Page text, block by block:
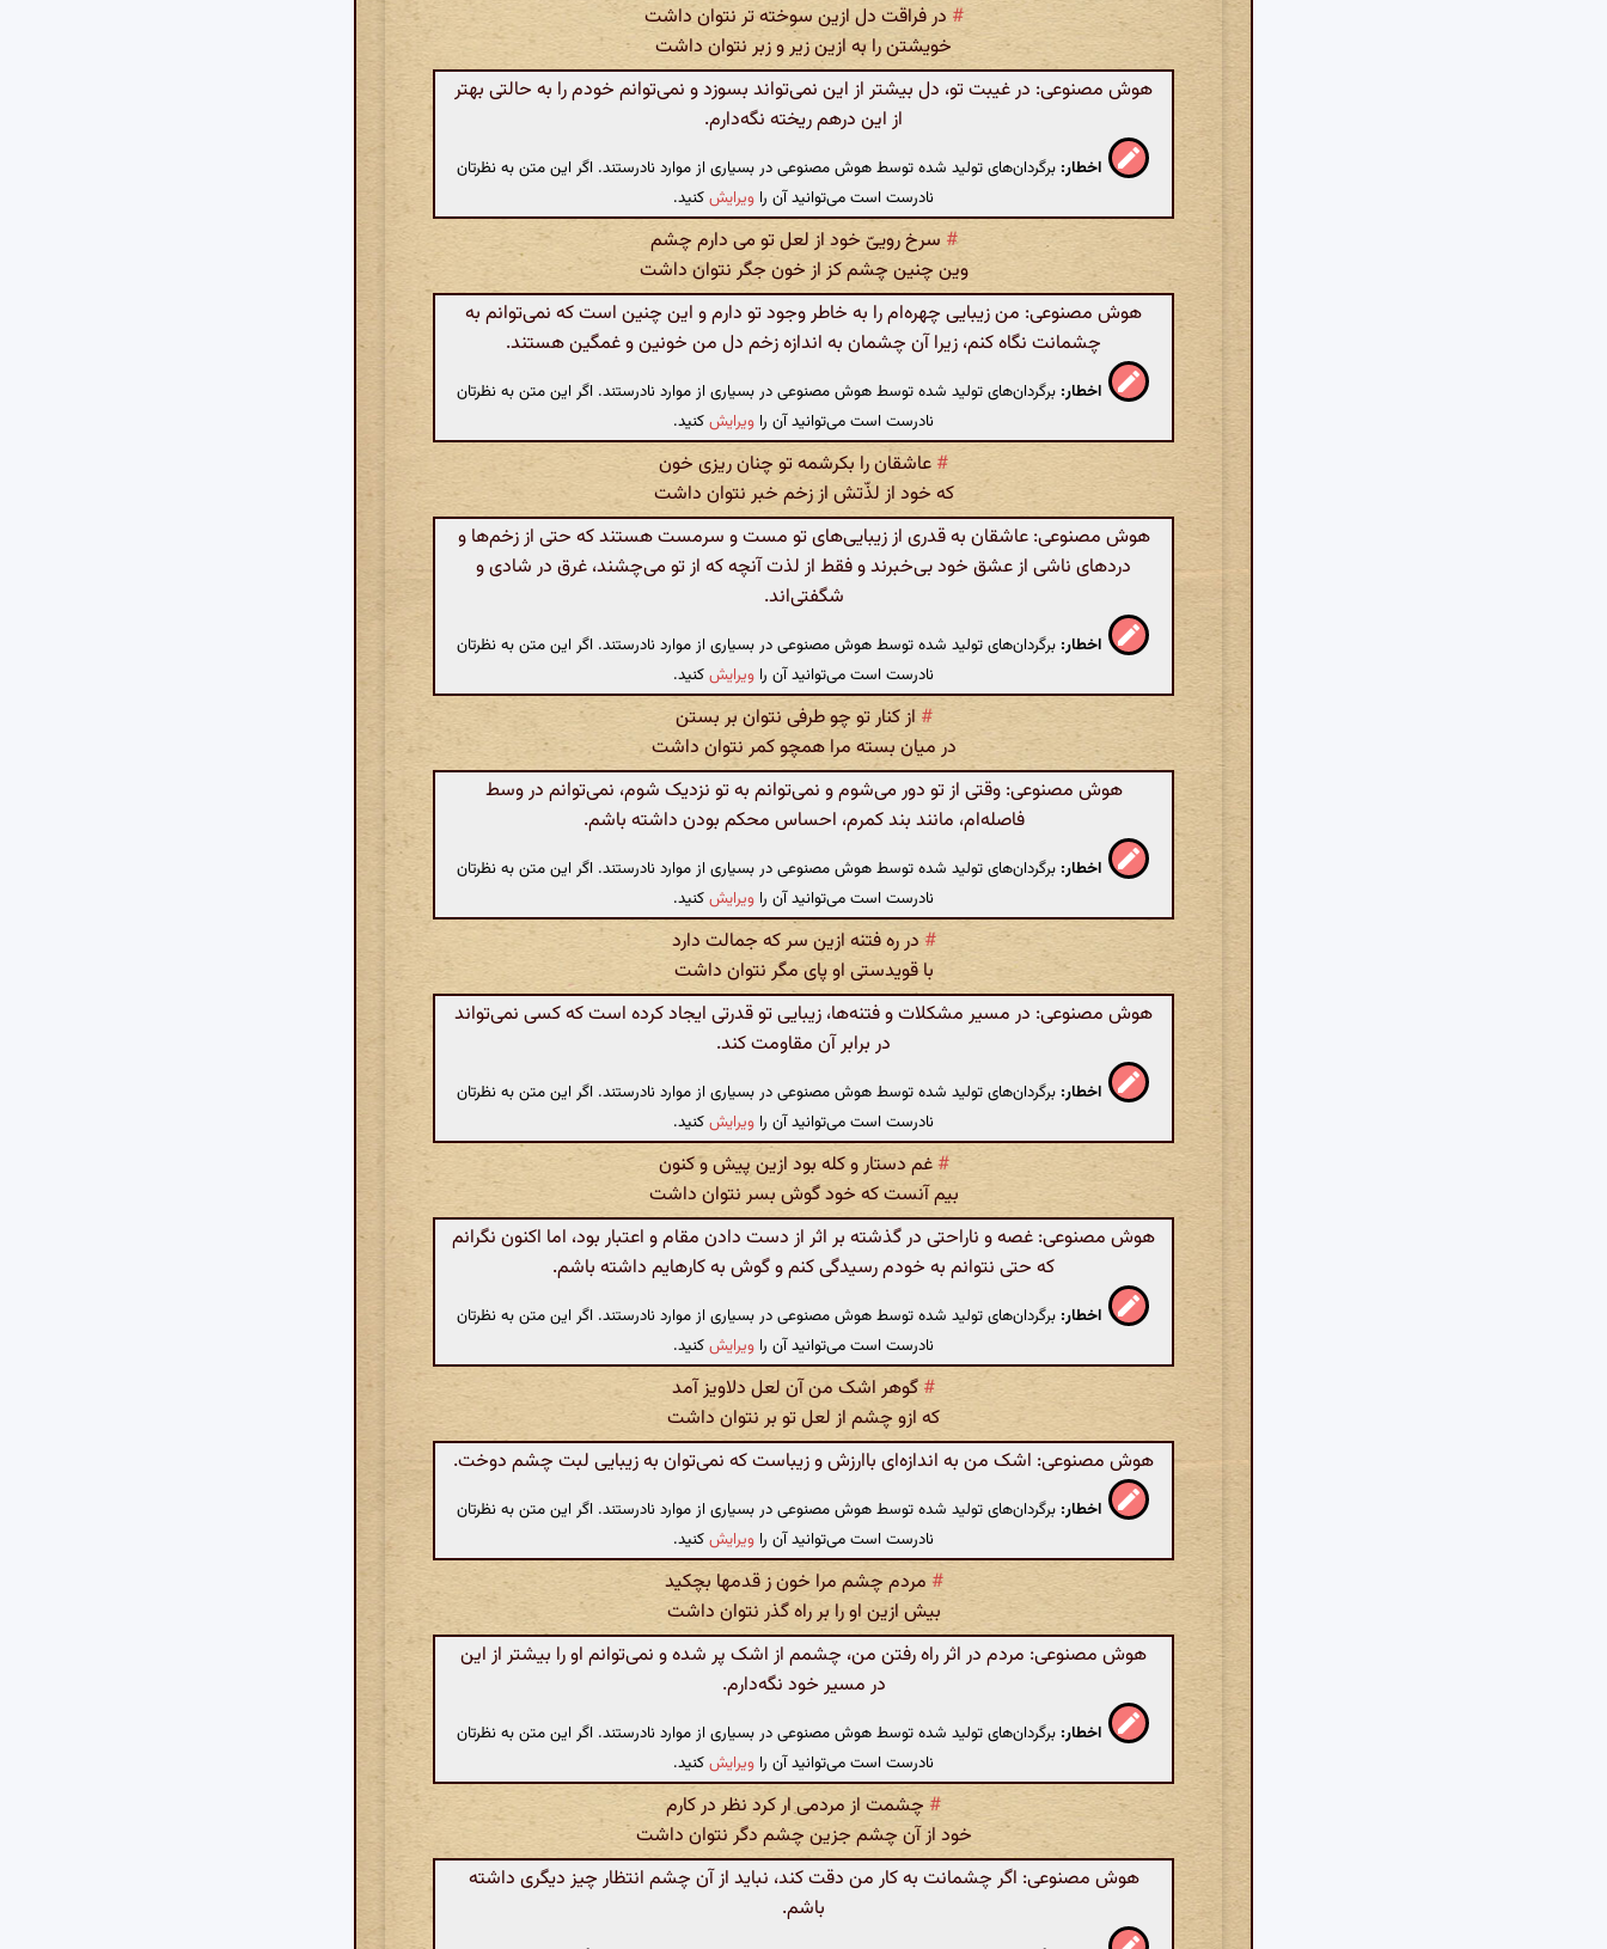
# در فراقت دل ازین سوخته تر نتوان داشت
خویشتن را به ازین زیر و زبر نتوان داشت
هوش مصنوعی: در غیبت تو، دل بیشتر از این نمی‌تواند بسوزد و نمی‌توانم خودم را به حالتی بهتر
از این درهم ریخته نگه‌دارم.
اخطار: برگردان‌های تولید شده توسط هوش مصنوعی در بسیاری از موارد نادرستند. اگر این متن به نظرتان
نادرست است می‌توانید آن را ویرایشکنید.
# سرخ روییّ خود از لعل تو می دارم چشم
وین چنین چشم کز از خون جگر نتوان داشت
هوش مصنوعی: من زیبایی چهره‌ام را به خاطر وجود تو دارم و این چنین است که نمی‌توانم به
چشمانت نگاه کنم، زیرا آن چشمان به اندازه زخم دل من خونین و غمگین هستند.
اخطار: برگردان‌های تولید شده توسط هوش مصنوعی در بسیاری از موارد نادرستند. اگر این متن به نظرتان
نادرست است می‌توانید آن را ویرایشکنید.
# عاشقان را بکرشمه تو چنان ریزی خون
که خود از لذّتش از زخم خبر نتوان داشت
هوش مصنوعی: عاشقان به قدری از زیبایی‌های تو مست و سرمست هستند که حتی از زخم‌ها و
دردهای ناشی از عشق خود بی‌خبرند و فقط از لذت آنچه که از تو می‌چشند، غرق در شادی و
شگفتی‌اند.
اخطار: برگردان‌های تولید شده توسط هوش مصنوعی در بسیاری از موارد نادرستند. اگر این متن به نظرتان
نادرست است می‌توانید آن را ویرایشکنید.
# از کنار تو چو طرفی نتوان بر بستن
در میان بسته مرا همچو کمر نتوان داشت
هوش مصنوعی: وقتی از تو دور می‌شوم و نمی‌توانم به تو نزدیک شوم، نمی‌توانم در وسط
فاصله‌ام، مانند بند کمرم، احساس محکم بودن داشته باشم.
اخطار: برگردان‌های تولید شده توسط هوش مصنوعی در بسیاری از موارد نادرستند. اگر این متن به نظرتان
نادرست است می‌توانید آن را ویرایشکنید.
# در ره فتنه ازین سر که جمالت دارد
با قویدستی او پای مگر نتوان داشت
هوش مصنوعی: در مسیر مشکلات و فتنه‌ها، زیبایی تو قدرتی ایجاد کرده است که کسی نمی‌تواند
در برابر آن مقاومت کند.
اخطار: برگردان‌های تولید شده توسط هوش مصنوعی در بسیاری از موارد نادرستند. اگر این متن به نظرتان
نادرست است می‌توانید آن را ویرایشکنید.
# غم دستار و کله بود ازین پیش و کنون
بیم آنست که خود گوش بسر نتوان داشت
هوش مصنوعی: غصه و ناراحتی در گذشته بر اثر از دست دادن مقام و اعتبار بود، اما اکنون نگرانم
که حتی نتوانم به خودم رسیدگی کنم و گوش به کارهایم داشته باشم.
اخطار: برگردان‌های تولید شده توسط هوش مصنوعی در بسیاری از موارد نادرستند. اگر این متن به نظرتان
نادرست است می‌توانید آن را ویرایشکنید.
#گوهر اشک من آن لعل دلاویز آمد
که ازو چشم از لعل تو بر نتوان داشت
هوش مصنوعی: اشک من به اندازه‌ای باارزش و زیباست که نمی‌توان به زیبایی لبت چشم دوخت.
اخطار: برگردان‌های تولید شده توسط هوش مصنوعی در بسیاری از موارد نادرستند. اگر این متن به نظرتان
نادرست است می‌توانید آن را ویرایشکنید.
# مردم چشم مرا خون ز قدمها بچکید
بیش ازین او را بر راه گذر نتوان داشت
هوش مصنوعی: مردم در اثر راه رفتن من، چشمم از اشک پر شده و نمی‌توانم او را بیشتر از این
در مسیر خود نگه‌دارم.
اخطار: برگردان‌های تولید شده توسط هوش مصنوعی در بسیاری از موارد نادرستند. اگر این متن به نظرتان
نادرست است می‌توانید آن را ویرایشکنید.
# چشمت از مردمی ار کرد نظر در کارم
خود از آن چشم جزین چشم دگر نتوان داشت
هوش مصنوعی: اگر چشمانت به کار من دقت کند، نباید از آن چشم انتظار چیز دیگری داشته
باشم.